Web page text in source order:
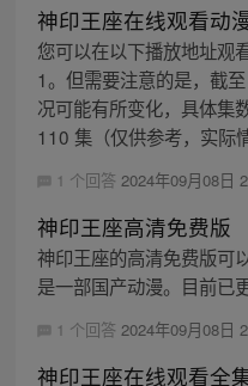
神印王座在线观看动
您可以在以下播放地址观
1。但需要注意的是，截
况可能有所变化，具体集
110 集（仅供参考，实际
1 个回答 2024年09月08日
神印王座高清免费版
神印王座的高清免费版可
是一部国产动漫。目前已
1 个回答 2024年09月08日
神印王座在线观看全